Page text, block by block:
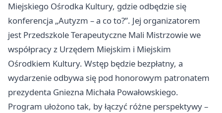
Miejskiego Ośrodka Kultury, gdzie odbędzie się
konferencja „Autyzm – a co to?”. Jej organizatorem
jest Przedszkole Terapeutyczne Mali Mistrzowie we
współpracy z Urzędem Miejskim i Miejskim
Ośrodkiem Kultury. Wstęp będzie bezpłatny, a
wydarzenie odbywa się pod honorowym patronatem
prezydenta Gniezna Michała Powałowskiego.
Program ułożono tak, by łączyć różne perspektywy –